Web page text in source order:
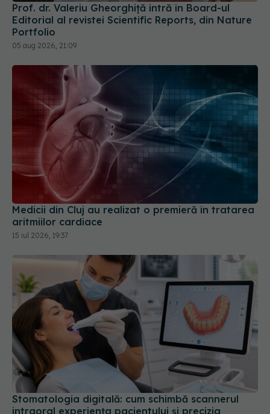
Prof. dr. Valeriu Gheorghiță intră în Board-ul
Editorial al revistei Scientific Reports, din Nature
Portfolio
05 aug 2026, 21:09
Medicii din Cluj au realizat o premieră în tratarea
aritmiilor cardiace
15 iul 2026, 19:37
Stomatologia digitală: cum schimbă scannerul
intraoral experiența pacientului și precizia